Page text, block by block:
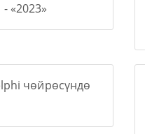
«2023»
чөйрөсүндө